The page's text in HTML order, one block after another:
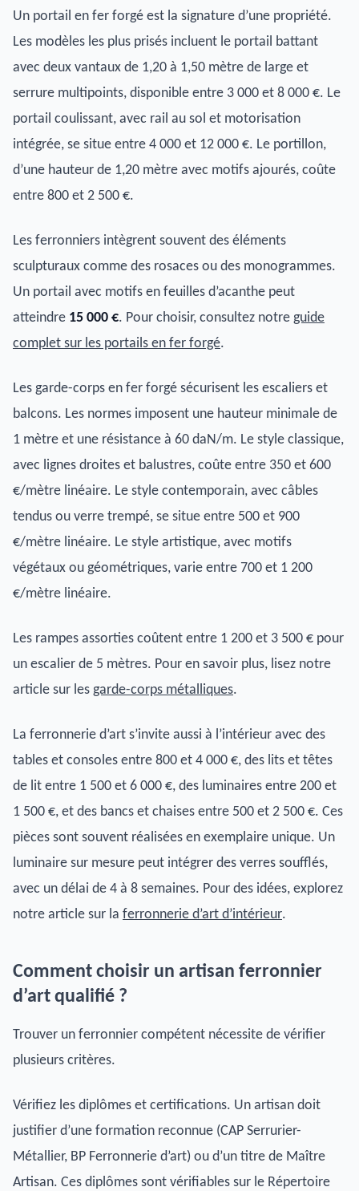
Un portail en fer forgé est la signature d’une propriété.
Les modèles les plus prisés incluent le portail battant
avec deux vantaux de 1,20 à 1,50 mètre de large et
serrure multipoints, disponible entre 3 000 et 8 000 €. Le
portail coulissant, avec rail au sol et motorisation
intégrée, se situe entre 4 000 et 12 000 €. Le portillon,
d’une hauteur de 1,20 mètre avec motifs ajourés, coûte
entre 800 et 2 500 €.
Les ferronniers intègrent souvent des éléments
sculpturaux comme des rosaces ou des monogrammes.
Un portail avec motifs en feuilles d’acanthe peut
atteindre 15 000 €. Pour choisir, consultez notre guide
complet sur les portails en fer forgé.
Les garde-corps en fer forgé sécurisent les escaliers et
balcons. Les normes imposent une hauteur minimale de
1 mètre et une résistance à 60 daN/m. Le style classique,
avec lignes droites et balustres, coûte entre 350 et 600
€/mètre linéaire. Le style contemporain, avec câbles
tendus ou verre trempé, se situe entre 500 et 900
€/mètre linéaire. Le style artistique, avec motifs
végétaux ou géométriques, varie entre 700 et 1 200
€/mètre linéaire.
Les rampes assorties coûtent entre 1 200 et 3 500 € pour
un escalier de 5 mètres. Pour en savoir plus, lisez notre
article sur les garde-corps métalliques.
La ferronnerie d’art s’invite aussi à l’intérieur avec des
tables et consoles entre 800 et 4 000 €, des lits et têtes
de lit entre 1 500 et 6 000 €, des luminaires entre 200 et
1 500 €, et des bancs et chaises entre 500 et 2 500 €. Ces
pièces sont souvent réalisées en exemplaire unique. Un
luminaire sur mesure peut intégrer des verres soufflés,
avec un délai de 4 à 8 semaines. Pour des idées, explorez
notre article sur la ferronnerie d’art d’intérieur.
Comment choisir un artisan ferronnier
d’art qualifié ?
Trouver un ferronnier compétent nécessite de vérifier
plusieurs critères.
Vérifiez les diplômes et certifications. Un artisan doit
justifier d’une formation reconnue (CAP Serrurier-
Métallier, BP Ferronnerie d’art) ou d’un titre de Maître
Artisan. Ces diplômes sont vérifiables sur le Répertoire